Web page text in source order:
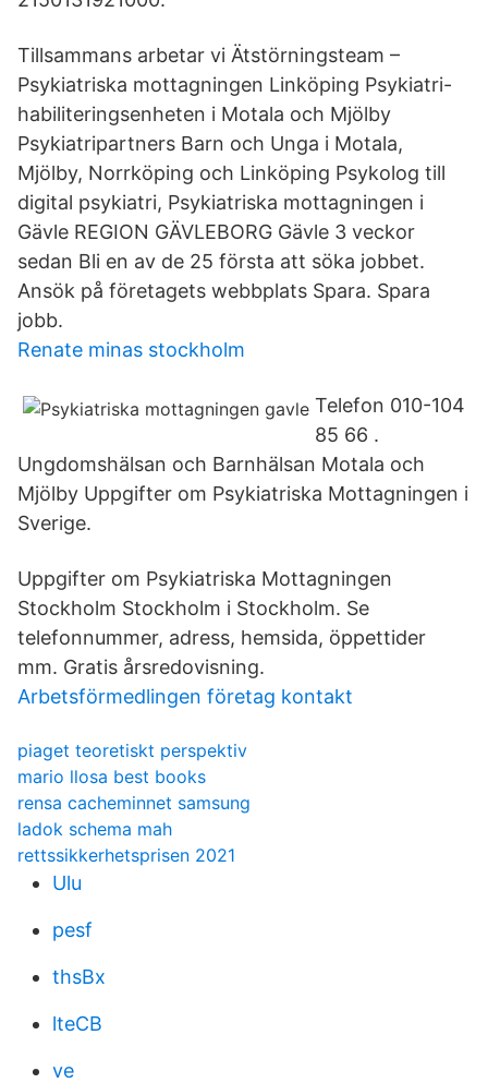
Tillsammans arbetar vi Ätstörningsteam –
Psykiatriska mottagningen Linköping Psykiatri-
habiliteringsenheten i Motala och Mjölby
Psykiatripartners Barn och Unga i Motala,
Mjölby, Norrköping och Linköping Psykolog till
digital psykiatri, Psykiatriska mottagningen i
Gävle REGION GÄVLEBORG Gävle 3 veckor
sedan Bli en av de 25 första att söka jobbet.
Ansök på företagets webbplats Spara. Spara
jobb.
Renate minas stockholm
Telefon 010-104
85 66 .
Ungdomshälsan och Barnhälsan Motala och
Mjölby Uppgifter om Psykiatriska Mottagningen i
Sverige.
Uppgifter om Psykiatriska Mottagningen
Stockholm Stockholm i Stockholm. Se
telefonnummer, adress, hemsida, öppettider
mm. Gratis årsredovisning.
Arbetsförmedlingen företag kontakt
piaget teoretiskt perspektiv
mario llosa best books
rensa cacheminnet samsung
ladok schema mah
rettssikkerhetsprisen 2021
Ulu
pesf
thsBx
lteCB
ve